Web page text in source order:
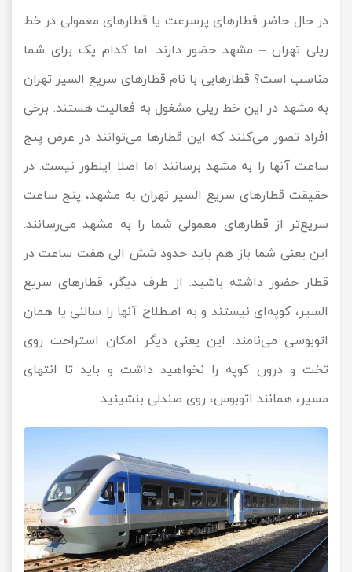
در حال حاضر قطارهای پرسرعت یا قطارهای معمولی در خط
ریلی تهران – مشهد حضور دارند. اما کدام یک برای شما
مناسب است؟ قطارهایی با نام قطارهای سریع السیر تهران
به مشهد در این خط ریلی مشغول به فعالیت هستند. برخی
افراد تصور می‌کنند که این قطارها می‌توانند در عرض پنج
ساعت آنها را به مشهد برسانند اما اصلا اینطور نیست. در
حقیقت قطارهای سریع السیر تهران به مشهد، پنج ساعت
سریع‌تر از قطارهای معمولی شما را به مشهد می‌رسانند.
این یعنی شما باز هم باید حدود شش الی هفت ساعت در
قطار حضور داشته باشید. از طرف دیگر، قطارهای سریع
السیر، کوپه‌ای نیستند و به اصطلاح آنها را سالنی یا همان
اتوبوسی می‌نامند. این یعنی دیگر امکان استراحت روی
تخت و درون کوپه را نخواهید داشت و باید تا انتهای
مسیر، همانند اتوبوس، روی صندلی بنشینید.